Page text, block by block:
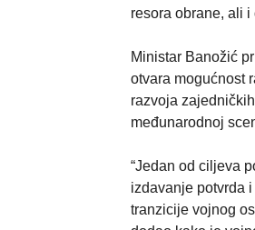
resora obrane, ali
Ministar Banožić
otvara mogućnost
razvoja
međunarodnoj
“Jedan od ciljeva
izdavanje potvrda
tranzicije vojnog